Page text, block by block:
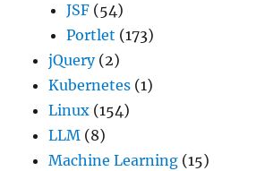
JSF (54)
Portlet (173)
jQuery(2)
Kubernetes (1)
Linux (154)
LLM (8)
Machine Learning (15)